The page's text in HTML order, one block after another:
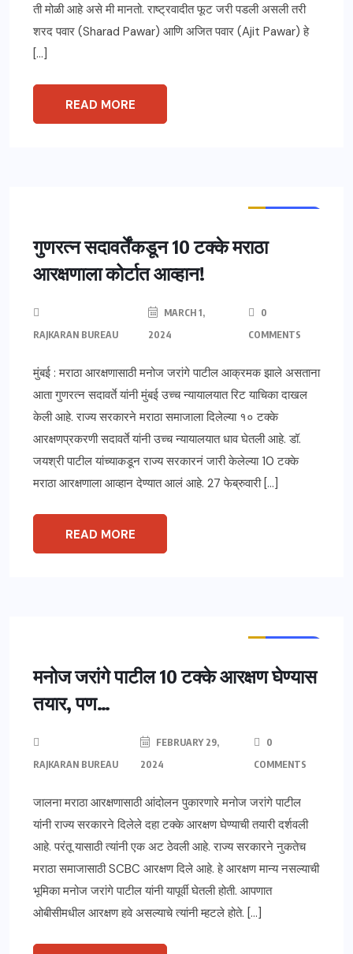
ती मोळी आहे असे मी मानतो. राष्ट्रवादीत फूट जरी पडली असली तरी
शरद पवार (Sharad Pawar) आणि अजित पवार (Ajit Pawar) हे
[…]
READ MORE
गुणरत्न सदावर्तेंकडून 10 टक्के मराठा
आरक्षणाला कोर्टात आव्हान!
RAJKARAN BUREAU
MARCH 1,
2024
0
COMMENTS
मुंबई : मराठा आरक्षणासाठी मनोज जरांगे पाटील आक्रमक झाले असताना
आता गुणरत्न सदावर्ते यांनी मुंबई उच्च न्यायालयात रिट याचिका दाखल
केली आहे. राज्य सरकारने मराठा समाजाला दिलेल्या १० टक्के
आरक्षणप्रकरणी सदावर्ते यांनी उच्च न्यायालयात धाव घेतली आहे. डॉ.
जयश्री पाटील यांच्याकडून राज्य सरकारनं जारी केलेल्या 10 टक्के
मराठा आरक्षणाला आव्हान देण्यात आलं आहे. 27 फेब्रुवारी […]
READ MORE
मनोज जरांगे पाटील 10 टक्के आरक्षण घेण्यास
तयार, पण…
RAJKARAN BUREAU
FEBRUARY 29,
2024
0
COMMENTS
जालना मराठा आरक्षणासाठी आंदोलन पुकारणारे मनोज जरांगे पाटील
यांनी राज्य सरकारने दिलेले दहा टक्के आरक्षण घेण्याची तयारी दर्शवली
आहे. परंतू यासाठी त्यांनी एक अट ठेवली आहे. राज्य सरकारने नुकतेच
मराठा समाजासाठी SCBC आरक्षण दिले आहे. हे आरक्षण मान्य नसल्याची
भूमिका मनोज जरांगे पाटील यांनी यापूर्वी घेतली होती. आपणात
ओबीसीमधील आरक्षण हवे असल्याचे त्यांनी म्हटले होते. […]